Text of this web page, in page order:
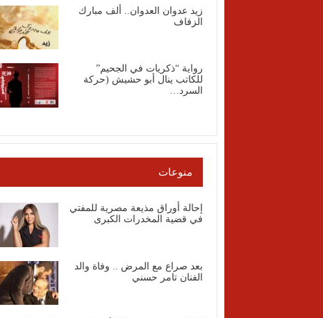
زيد عدوان العدوان.. ألف مبارك
الزفاف
رواية “ذكريات في الجحيم”
للكاتب ينال أبو حشيش (حركة
السرد…
منوعات
إحالة أوراق مذيعة مصرية للمفتي
في قضية المخدرات الكبرى
بعد صراع مع المرض .. وفاة والد
الفنان تامر حسني